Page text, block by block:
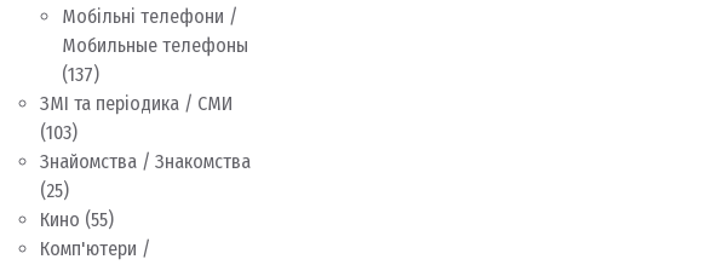
Мобільні телефони /
Мобильные телефоны
(137)
ЗМІ та періодика / СМИ
(103)
Знайомства / Знакомства
(25)
Кино (55)
Комп'ютери /